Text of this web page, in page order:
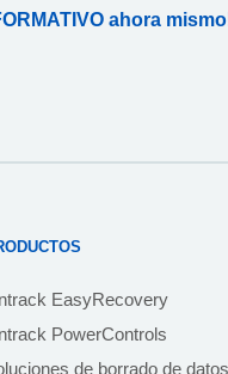
ahora
EasyRecovery
PowerControls
de borrado de datos